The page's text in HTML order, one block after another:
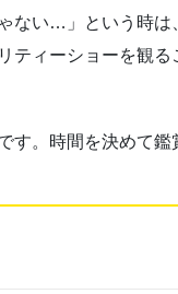
ない…」という時は
ティーショーを観る
。時間を決めて鑑